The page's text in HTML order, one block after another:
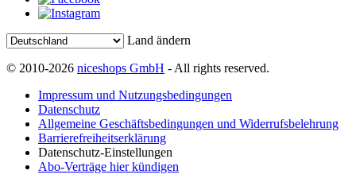
Land ändern
© 2010-2026 niceshops GmbH - All rights reserved.
Impressum und Nutzungsbedingungen
Datenschutz
Allgemeine Geschäftsbedingungen und Widerrufsbelehrung
Barrierefreiheitserklärung
Datenschutz-Einstellungen
Abo-Verträge hier kündigen